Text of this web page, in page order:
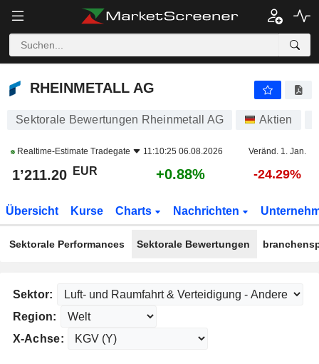
RHEINMETALL AG
RHEINMETALL AG
Sektorale Bewertungen Rheinmetall AG Aktien
Realtime-Estimate Tradegate 11:10:25 06.08.2026 Veränd. 1. Jan.
1’211.20 EUR +0.88% -24.29%
Übersicht Kurse Charts Nachrichten
Sektorale Performances Sektorale Bewertungen
Sektor:
Region:
X-Achse: